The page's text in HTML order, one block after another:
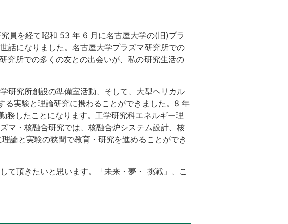
員を経て昭和 53 年 6 月に名古屋大学の(旧)プラ
話になりました。名古屋大学プラズマ研究所での
究所での多くの友との出会いが、私の研究生活の
研究所創設の準備室活動、そして、大型ヘリカル
実験と理論研究に携わることができました。8 年
務したことになります。工学研究科エネルギー理
マ・核融合研究では、核融合炉システム設計、核
論と実験の狭間で教育・研究を進めることができ
て頂きたいと思います。「未来・夢・ 挑戦」、こ